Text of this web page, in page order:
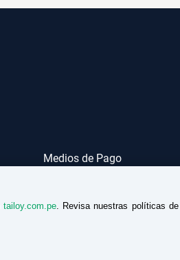
Medios de Pago
tailoy.com.pe. Revisa nuestras políticas